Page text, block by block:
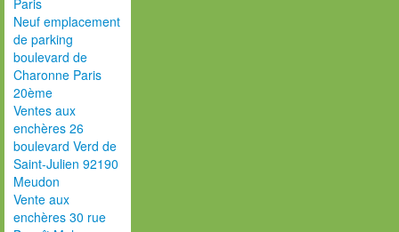
Paris
Neuf emplacement
de parking
boulevard de
Charonne Paris
20ème
Ventes aux
enchères 26
boulevard Verd de
Saint-Julien 92190
Meudon
Vente aux
enchères 30 rue